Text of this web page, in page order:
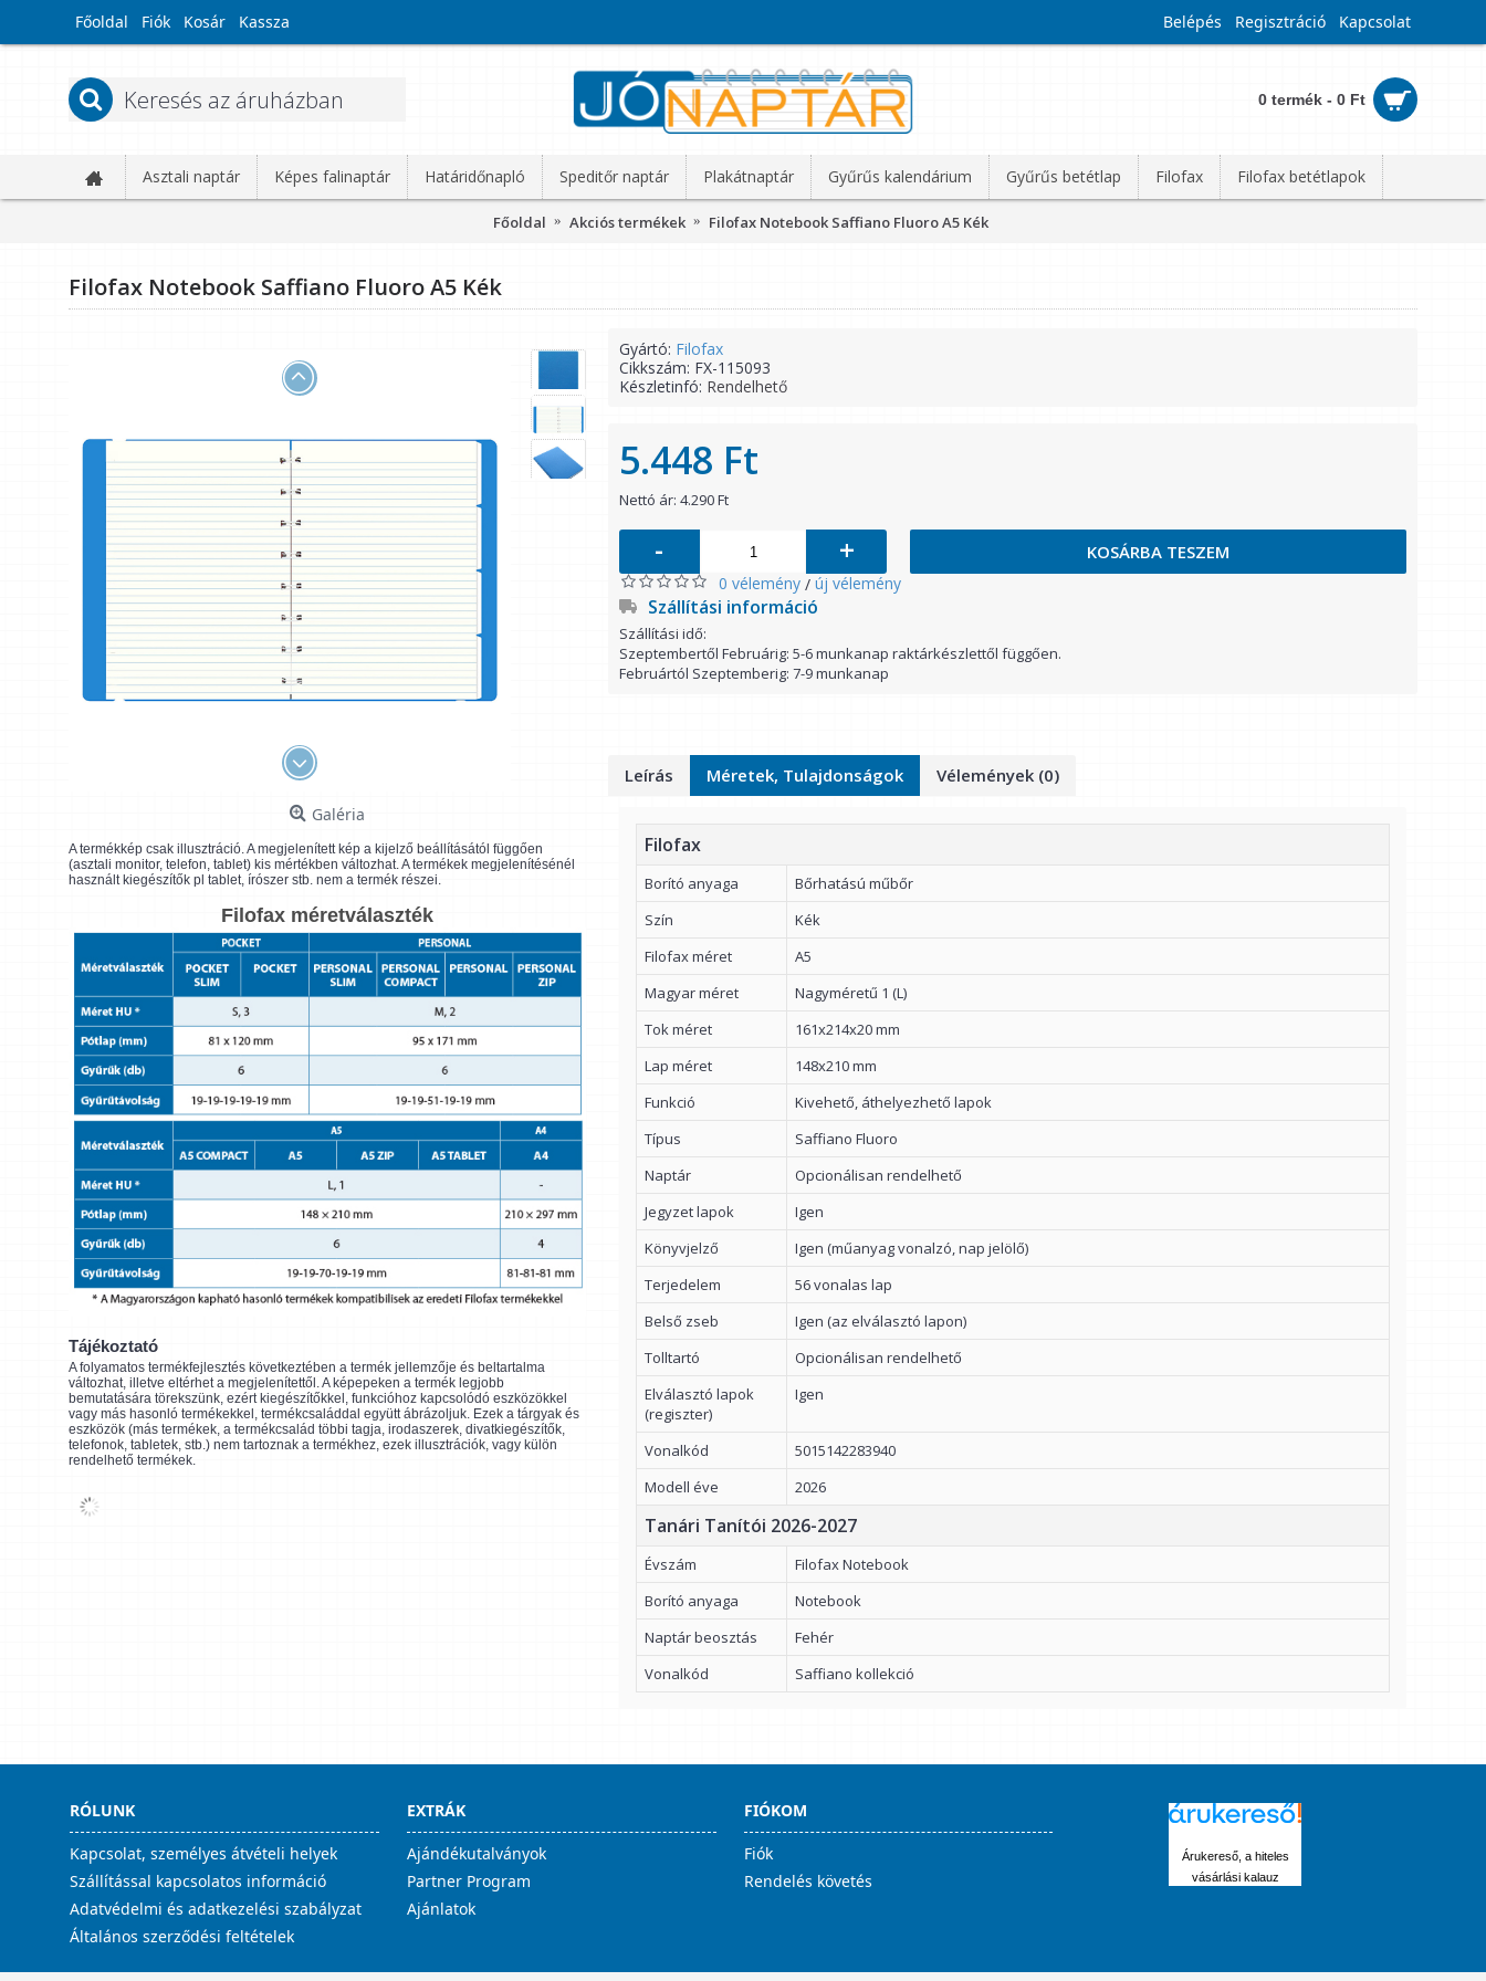
Főoldal Fiók Kosár Kassza Belépés Regisztráció Kapcsolat
0 termék - 0 Ft
Asztali naptár Képes falinaptár Határidőnapló Speditőr naptár Plakátnaptár Gyűrűs kalendárium Gyűrűs betétlap Filofax Filofax betétlapok
Főoldal Akciós termékek Filofax Notebook Saffiano Fluoro A5 Kék
Filofax Notebook Saffiano Fluoro A5 Kék
Galéria
A termékkép csak illusztráció. A megjelenített kép a kijelző beállításától függően
(asztali monitor, telefon, tablet) kis mértékben változhat. A termékek megjelenítésénél
használt kiegészítők pl tablet, írószer stb. nem a termék részei.
Filofax méretválaszték
Tájékoztató
A folyamatos termékfejlesztés következtében a termék jellemzője és beltartalma
változhat, illetve eltérhet a megjelenítettől. A képepeken a termék legjobb
bemutatására törekszünk, ezért kiegészítőkkel, funkcióhoz kapcsolódó eszközökkel
vagy más hasonló termékekkel, termékcsaláddal együtt ábrázoljuk. Ezek a tárgyak és
eszközök (más termékek, a termékcsalád többi tagja, irodaszerek, divatkiegészítők,
telefonok, tabletek, stb.) nem tartoznak a termékhez, ezek illusztrációk, vagy külön
rendelhető termékek.
Gyártó: Filofax
Cikkszám: FX-115093
Készletinfó: Rendelhető
5.448 Ft
Nettó ár: 4.290 Ft
- + KOSÁRBA TESZEM
0 vélemény / új vélemény
Szállítási információ
Szállítási idő:
Szeptembertől Februárig: 5-6 munkanap raktárkészlettől függően.
Februártól Szeptemberig: 7-9 munkanap
Leírás Méretek, Tulajdonságok Vélemények (0)
Filofax
Borító anyaga
Bőrhatású műbőr
Szín
Kék
Filofax méret
A5
Magyar méret
Nagyméretű 1 (L)
Tok méret
161x214x20 mm
Lap méret
148x210 mm
Funkció
Kivehető, áthelyezhető lapok
Típus
Saffiano Fluoro
Naptár
Opcionálisan rendelhető
Jegyzet lapok
Igen
Könyvjelző
Igen (műanyag vonalzó, nap jelölő)
Terjedelem
56 vonalas lap
Belső zseb
Igen (az elválasztó lapon)
Tolltartó
Opcionálisan rendelhető
Elválasztó lapok
(regiszter)
Igen
Vonalkód
5015142283940
Modell éve
2026
Tanári Tanítói 2026-2027
Évszám
Filofax Notebook
Borító anyaga
Notebook
Naptár beosztás
Fehér
Vonalkód
Saffiano kollekció
RÓLUNK
Kapcsolat, személyes átvételi helyek
Szállítással kapcsolatos információ
Adatvédelmi és adatkezelési szabályzat
Általános szerződési feltételek
EXTRÁK
Ajándékutalványok
Partner Program
Ajánlatok
FIÓKOM
Fiók
Rendelés követés
Árukereső, a hiteles
vásárlási kalauz